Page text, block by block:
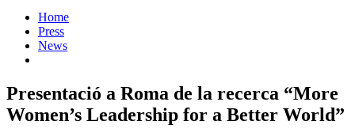
Home
Press
News
Presentació a Roma de la recerca “More
Women’s Leadership for a Better World”